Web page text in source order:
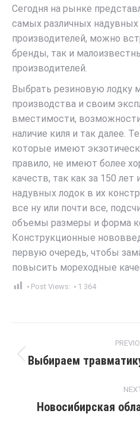
Сегодня на рынке
самых различных надувных
производителей, можно
бренды, так и
производителей.
Выбрать резиновую лодку
производства и своим
вместимости,
наличие киля и так далее.
которые имеют
правило, не имеют более
качеств, так как за 150 лет
надувных лодок в их
все ну или почти все,
объемы размеры и форма
Конструкционные
первую очередь, чтобы
повысить мореходные
Post Views: 1 364
navigation
Выбираем
Новосибирская